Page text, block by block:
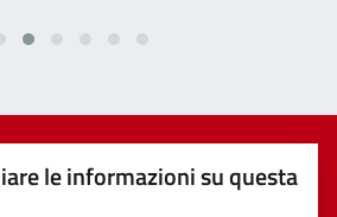
le informazioni su questa